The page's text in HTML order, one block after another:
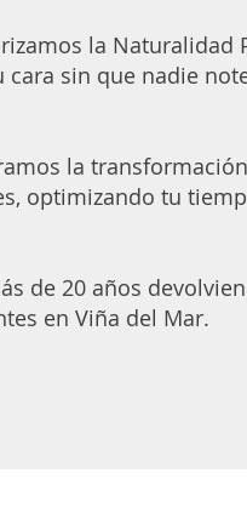
la Naturalidad
sin que nadie
la
optimizando tu
de 20 años
en Viña del Mar.